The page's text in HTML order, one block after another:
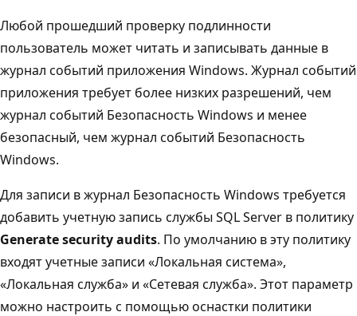
Любой прошедший проверку подлинности
пользователь может читать и записывать данные в
журнал событий приложения Windows. Журнал событий
приложения требует более низких разрешений, чем
журнал событий Безопасность Windows и менее
безопасный, чем журнал событий Безопасность
Windows.
Для записи в журнал Безопасность Windows требуется
добавить учетную запись службы SQL Server в политику
Generate security audits. По умолчанию в эту политику
входят учетные записи «Локальная система»,
«Локальная служба» и «Сетевая служба». Этот параметр
можно настроить с помощью оснастки политики